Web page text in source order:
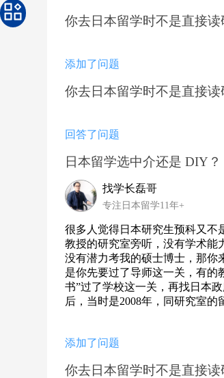
你去日本留学时不是直接
添加了问题
你去日本留学时不是直接
回答了问题
日本留学选中介还是 DIY？
找学长磊哥
专注日本留学11年+
很多人觉得日本研究生预科又不
教授的研究室旁听，没有学术能
没有潜力考我的硕士博士，那你
是你先要过了导师这一关，有的
书”过了学校这一关，再找日本
后，当时是2008年，同研究室
添加了问题
你去日本留学时不是直接